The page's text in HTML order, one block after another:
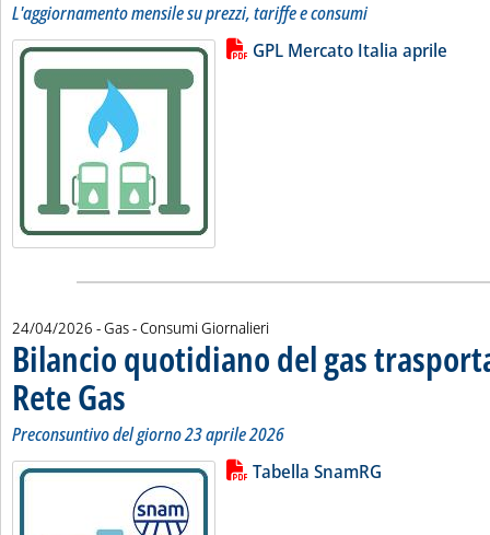
L'aggiornamento mensile su prezzi, tariffe e consumi
Leggi tutta la notizia: 'Mercato
Lista allegati PDF alla notiziaGPL Mercato Italia aprile
24/04/2026 - Gas - Consumi Giornalieri
Bilancio quotidiano del gas
Rete Gas . Sottotitolo: Preconsuntivo del giorno 23 aprile 2026
. Pubblicata venerdì 24 aprile 2026 alle 11.12.
Preconsuntivo del giorno 23 aprile 2026
Leggi tutta la notizia: 'Bilancio
Lista allegati PDF alla notiziaTabella SnamRG